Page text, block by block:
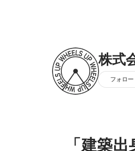
株式
フォロー
「建築